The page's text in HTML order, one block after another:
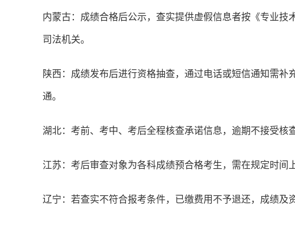
内蒙古：成绩合格后公示，查实提供虚假信息者按《专业
司法机关。
陕西：成绩发布后进行资格抽查，通过电话或短信通知需
通。
湖北：考前、考中、考后全程核查承诺信息，逾期不接受核
江苏：考后审查对象为各科成绩预合格考生，需在规定时间
辽宁：若查实不符合报考条件，已缴费用不予退还，成绩及